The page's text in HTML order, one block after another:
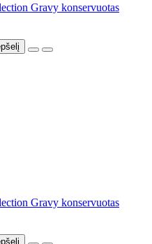
Gravy konservuotas
Gravy konservuotas